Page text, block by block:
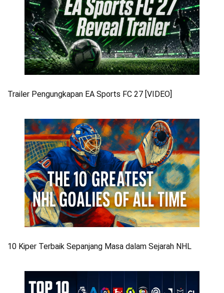
Trailer Pengungkapan EA Sports FC 27 [VIDEO]
10 Kiper Terbaik Sepanjang Masa dalam Sejarah NHL